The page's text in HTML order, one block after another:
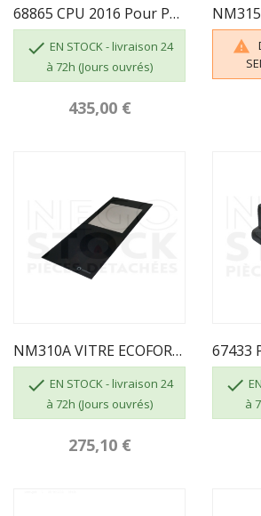
68865 CPU 2016 Pour Pouvoir L'ajouter Au Panier...
 EN STOCK - livraison 24
à 72h (Jours ouvrés)
435,00 €

NM310A VITRE ECOFOREST KEOPS NOIR
 EN STOCK - livraison 24
à 72h (Jours ouvrés)
275,10 €

à